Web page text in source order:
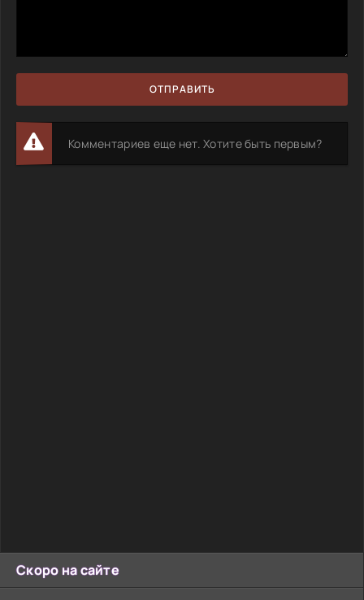
Скоро на сайте
ОТПРАВИТЬ
Комментариев еще нет. Хотите быть первым?